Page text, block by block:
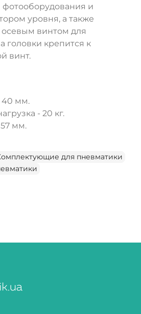
и
уровня, а также
винтом для
головки крепится к
винт.
40 мм.
- 20 кг.
мм.
для пневматики